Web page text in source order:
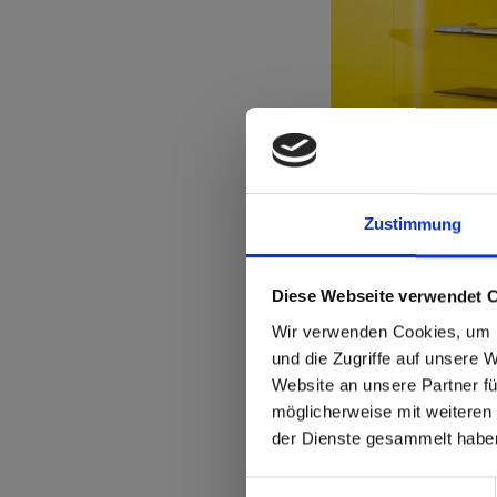
Zustimmung
Diese Webseite verwendet
Wir verwenden Cookies,
und die Zugriffe auf unsere
Website an unsere Partner
möglicherweise mit
der Dienste gesammelt
Are
Go to the
and the rest of the